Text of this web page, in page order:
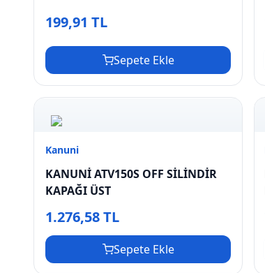
199,91 TL
Sepete Ekle
Kanuni
KANUNİ ATV150S OFF SİLİNDİR
KAPAĞI ÜST
1.276,58 TL
Sepete Ekle